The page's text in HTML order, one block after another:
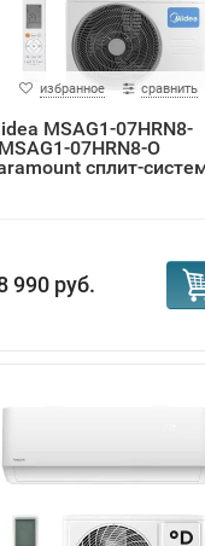
избранное сравнить
MSAG1-07HRN8-
07HRN8-O
сплит-
990 руб.